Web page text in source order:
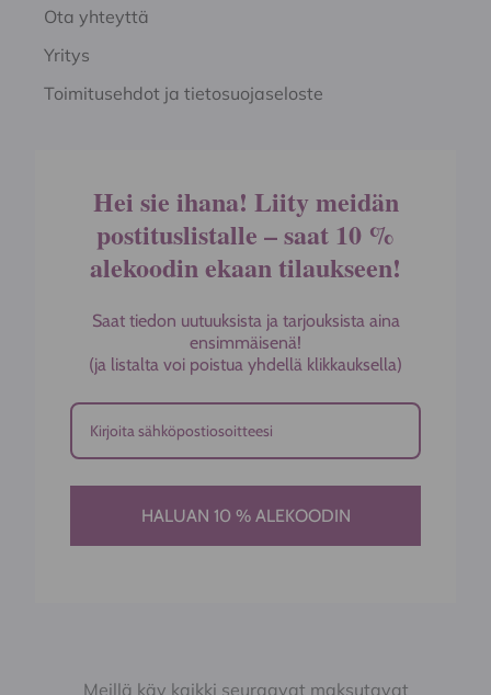
Ota yhteyttä
Yritys
Toimitusehdot ja tietosuojaseloste
Hei sie ihana! Liity meidän
postituslistalle – saat 10 %
alekoodin ekaan tilaukseen!
Saat tiedon uutuuksista ja tarjouksista aina
ensimmäisenä!
(ja listalta voi poistua yhdellä klikkauksella)
HALUAN 10 % ALEKOODIN
Meillä käy kaikki seuraavat maksutavat